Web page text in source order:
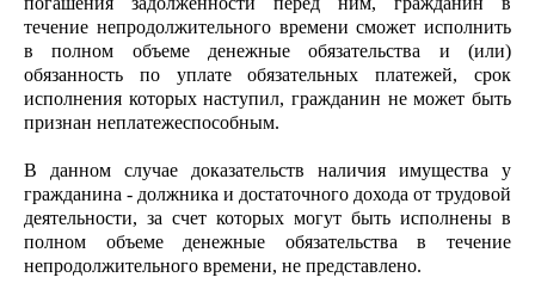
течение непродолжительного времени сможет исполнить
в полном объеме денежные обязательства и (или)
обязанность по уплате обязательных платежей, срок
исполнения которых наступил, гражданин не может быть
признан неплатежеспособным.
В данном случае доказательств наличия имущества у
гражданина - должника и достаточного дохода от трудовой
деятельности, за счет которых могут быть исполнены в
полном объеме денежные обязательства в течение
непродолжительного времени, не представлено.